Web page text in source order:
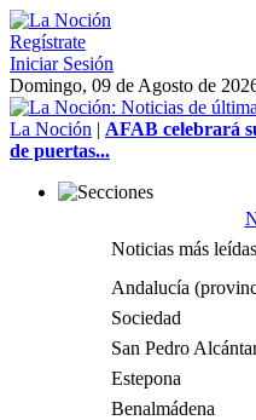
Regístrate
Iniciar Sesión
Domingo, 09 de Agosto de
La Noción | AFAB celebrará
de puertas...
Noticias más leídas
Andalucía
Sociedad
San Pedro
Estepona
Benalmádena